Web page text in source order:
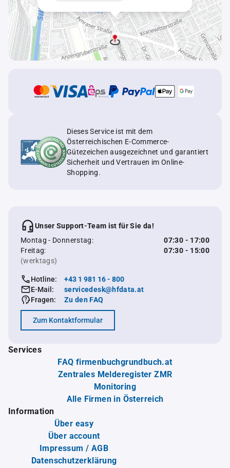
Dieses Service ist mit dem
Österreichischen E-Commerce-
Gütezeichen ausgezeichnet und garantiert
Sicherheit und Vertrauen im Online-
Shopping.
Unser Support-Team ist für Sie da!
Montag - Donnerstag:
07:30 - 17:00
Freitag:
07:30 - 15:00
(werktags)
Hotline:
+43 1 981 16 - 800
E-Mail:
servicedesk@hfdata.at
Fragen:
Zu den FAQ
Zum Kontaktformular
Services
FAQ firmenbuchgrundbuch.at
Zentrales Melderegister ZMR
Monitoring
Alle Firmen in Österreich
Information
Über easy
Über account
Impressum / AGB
Datenschutzerklärung